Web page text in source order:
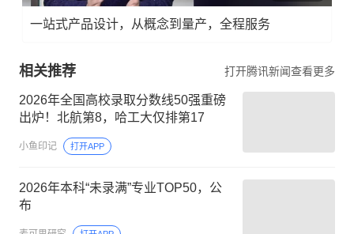
一站式产品设计，从概念到量产，全程服务
相关推荐 打开腾讯新闻查看更多
2026年全国高校录取分数线50强重磅
出炉！北航第8，哈工大仅排第17
小鱼印记 打开APP
2026年本科“未录满”专业TOP50，公
布